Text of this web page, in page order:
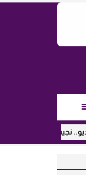
ساويرس يكشف عن رأيه